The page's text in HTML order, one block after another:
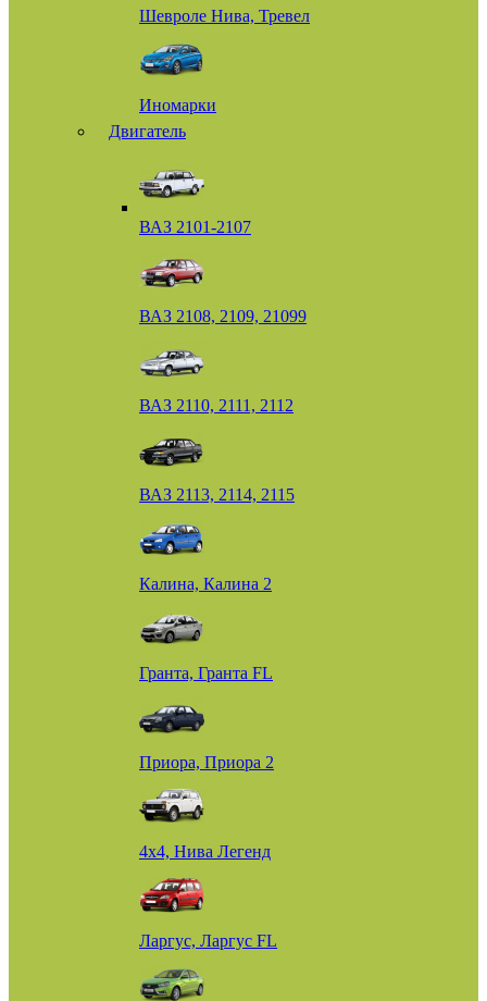
Шевроле Нива, Тревел
Иномарки
Двигатель
ВАЗ 2101-2107
ВАЗ 2108, 2109, 21099
ВАЗ 2110, 2111, 2112
ВАЗ 2113, 2114, 2115
Калина, Калина 2
Гранта, Гранта FL
Приора, Приора 2
4х4, Нива Легенд
Ларгус, Ларгус FL